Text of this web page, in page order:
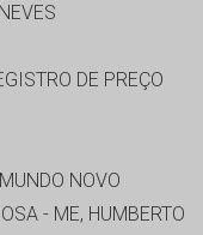
DE PREÇO
NOVO
- ME, HUMBERTO